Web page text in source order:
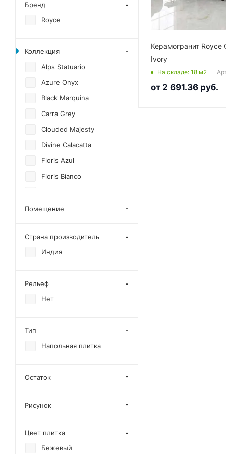
Керамогранит Royce
Ivory
На складе: 18 м2
от 2 691.36 руб.
Бренд
Royce
Коллекция
Alps Statuario
Azure Onyx
Black Marquina
Carra Grey
Clouded Majesty
Divine Calacatta
Floris Azul
Floris Bianco
Midnight Opulence
Onyx Bianco
Onyx Grey
Onyx Radiance
Prestige Gold
Segesta Grey
Stone Echo
Помещение
Страна производитель
Индия
Рельеф
Нет
Тип
Напольная плитка
Остаток
Рисунок
Цвет плитка
Бежевый